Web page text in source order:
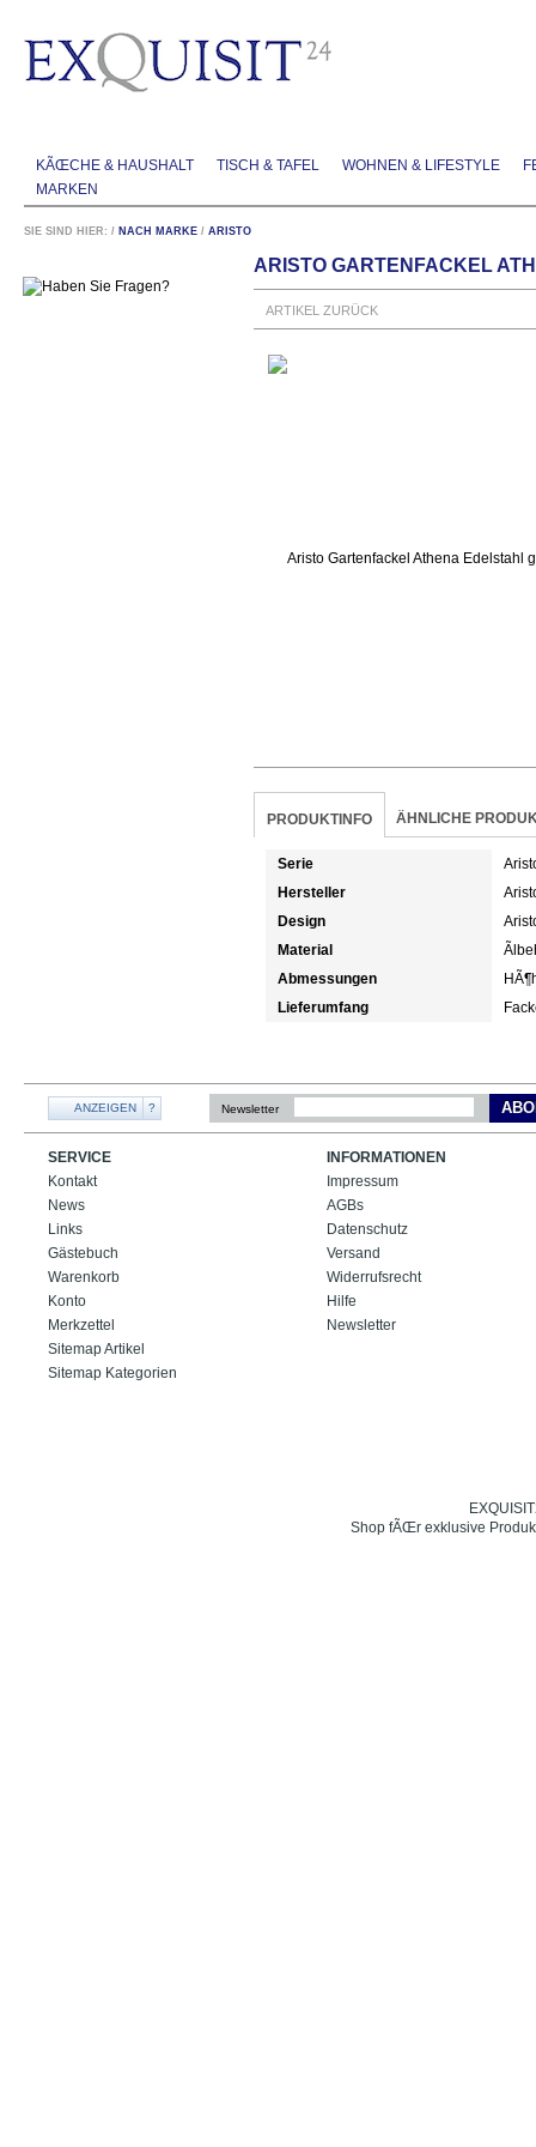
KÃŒCHE & HAUSHALT TISCH & TAFEL WOHNEN & LIFESTYLE
MARKEN
SIE SIND HIER: / NACH MARKE / ARISTO
ARISTO GARTENFACKEL
ARTIKEL ZURÜCK
PRODUKTINFO ÄHNLICHE
Serie
Hersteller
Design
Material
Abmessungen
Lieferumfang
ANZEIGEN ? Newsletter
SERVICE
Kontakt
News
Links
Gästebuch
Warenkorb
Konto
Merkzettel
Sitemap Artikel
Sitemap Kategorien
INFORMATIONEN
Impressum
AGBs
Datenschutz
Versand
Widerrufsrecht
Hilfe
Newsletter
Shop fÃŒr exklusive